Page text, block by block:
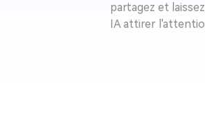
partagez et
IA attirer